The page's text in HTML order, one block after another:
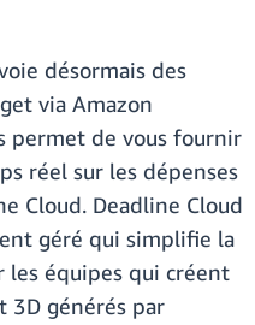
désormais des
via Amazon
permet de vous fournir
réel sur les dépenses
Cloud. Deadline Cloud
géré qui simplifie la
les équipes qui créent
3D générés par